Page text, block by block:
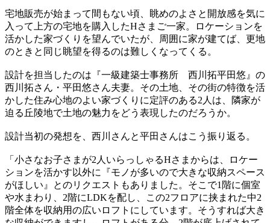
宅地販売が始まって間もない頃、眺めのよさと開放感を気に
入って上方の宅地を購入したHさまご一家。ロケーションを
活かした家づくりを望んでいたが、周囲に家が建てば、更地
のときと同じ眺望を得るのは難しくなってくる。
設計を担当したのは『一級建築士事務所 西川拓平田悠』の
西川拓さん・平田悠さん夫妻。その土地、その街の特徴を活
かした住み心地のよい家づくりに定評のある2人は、隣家が
迫る丘陵地で土地の魅力をどう表現したのだろうか。
設計当初の発想を、西川さんと平田さんはこう振り返る。
「小さなお子さまが2人いらっしゃるHさまからは、ロケー
ションを活かす以外に『モノが多いので大きな収納スペース
がほしい』とのリクエストもありました。そこで1階に個室
や水まわり、2階にLDKを配し、この2フロアに挟まれた中2
階全体を収納用の広いロフトにしています。そうすれば大き